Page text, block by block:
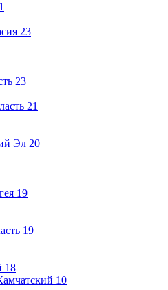
1
23
23
21
Эл 20
19
19
18
10